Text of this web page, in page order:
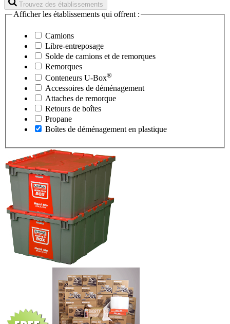
Trouvez des établissements
Afficher les établissements qui offrent :
Camions
Libre-entreposage
Solde de camions et de remorques
Remorques
Conteneurs U-Box®
Accessoires de déménagement
Attaches de remorque
Retours de boîtes
Propane
Boîtes de déménagement en plastique